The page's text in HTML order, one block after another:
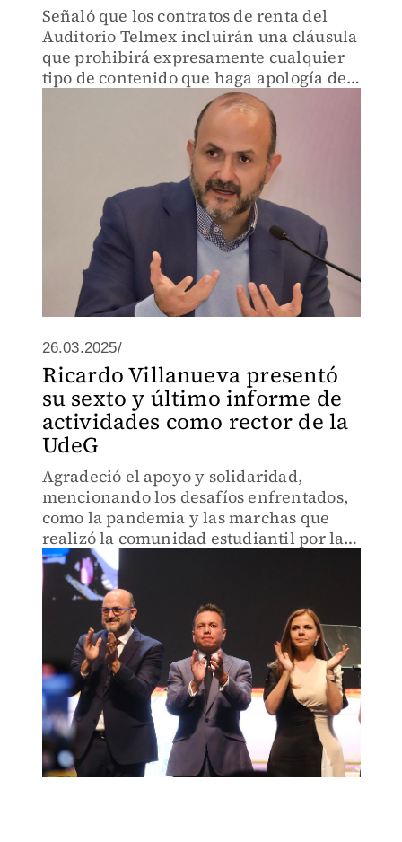
Señaló que los contratos de renta del
Auditorio Telmex incluirán una cláusula
que prohibirá expresamente cualquier
tipo de contenido que haga apología del
26.03.2025/
Ricardo Villanueva presentó
su sexto y último informe de
actividades como rector de la
UdeG
Agradeció el apoyo y solidaridad,
mencionando los desafíos enfrentados,
como la pandemia y las marchas que
realizó la comunidad estudiantil por la
autonomía.